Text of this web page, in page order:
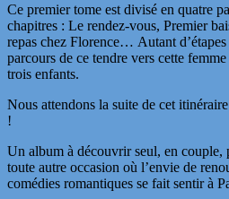
Ce premier tome est divisé en quatre
chapitres : Le rendez-vous, Premier
repas chez Florence… Autant
parcours de ce tendre vers cette
trois enfants.
Nous attendons la suite de cet
!
Un album à découvrir seul, en couple,
toute autre occasion où l’envie de
comédies romantiques se fait sentir à